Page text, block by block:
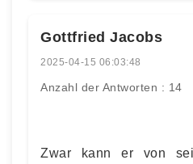
Gottfried Jacobs
2025-04-15 06:03:48
Anzahl der Antworten : 14
Zwar kann er von